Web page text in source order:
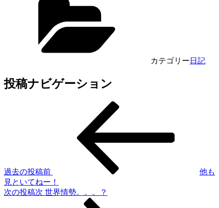
カテゴリー 日記
投稿ナビゲーション
過去の投稿前
他も
見といてねー！
次の投稿次 世界情勢。。。？